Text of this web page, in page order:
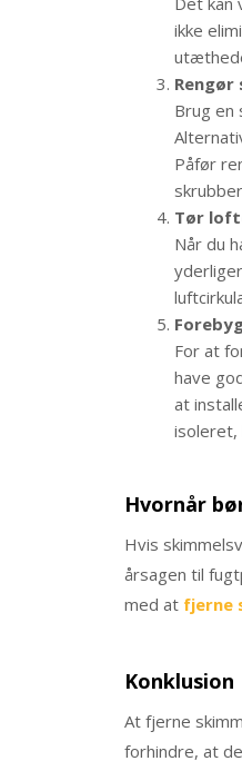
ikke
Rengør
Brug en
Påfør
Tør
Når du
For at
have
at
isoleret,
Hvornår
Hvis
årsagen til
med at fjerne
Konklusion
At fjerne
forhindre, at